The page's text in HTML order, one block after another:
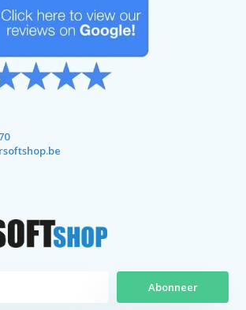
Abonneer